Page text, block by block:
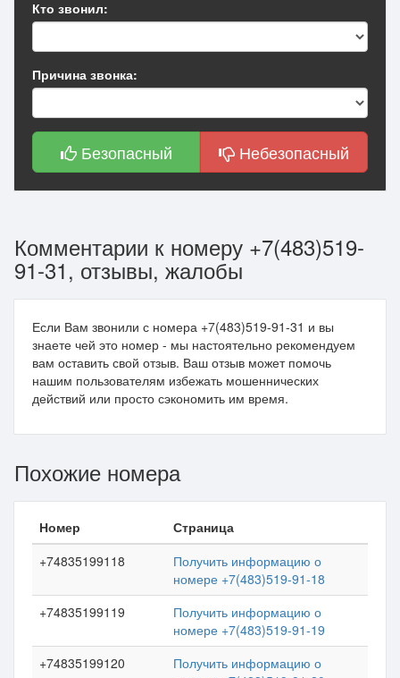
Кто звонил:
Причина звонка:
Безопасный Небезопасный
Комментарии к номеру +7(483)519-
91-31, отзывы, жалобы
Если Вам звонили с номера +7(483)519-91-31 и вы
знаете чей это номер - мы настоятельно рекомендуем
вам оставить свой отзыв. Ваш отзыв может помочь
нашим пользователям избежать мошеннических
действий или просто сэкономить им время.
Похожие номера
Номер
Страница
+74835199118
Получить информацию о
номере +7(483)519-91-18
+74835199119
Получить информацию о
номере +7(483)519-91-19
+74835199120
Получить информацию о